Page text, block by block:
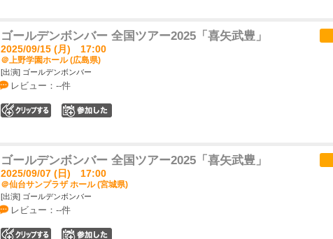
ゴールデンボンバー 全国ツアー2025「喜矢武豊」
2025/09/15 (月) 17:00
＠上野学園ホール (広島県)
[出演] ゴールデンボンバー
レビュー：--件
ゴールデンボンバー 全国ツアー2025「喜矢武豊」
2025/09/07 (日) 17:00
＠仙台サンプラザ ホール (宮城県)
[出演] ゴールデンボンバー
レビュー：--件